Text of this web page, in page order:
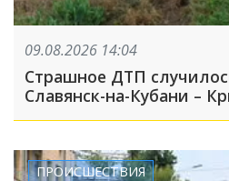
09.08.2026 14:04
Страшное ДТП
Славянск-на-Кубани –
ПРОИСШЕСТВИЯ